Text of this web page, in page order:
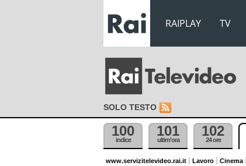
RAIPLAY TV
SOLO TESTO
100
indice
101
ultim'ora
102
24 ore
www.servizitelevideo.rai.it Lavoro Cinema